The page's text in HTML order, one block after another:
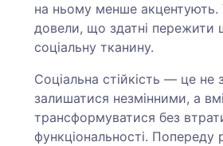
на ньому менше акцентують.
довели, що здатні пережити
соціальну тканину.
Соціальна стійкість — це не
залишатися незмінними, а
трансформуватися без
функціональності. Попереду